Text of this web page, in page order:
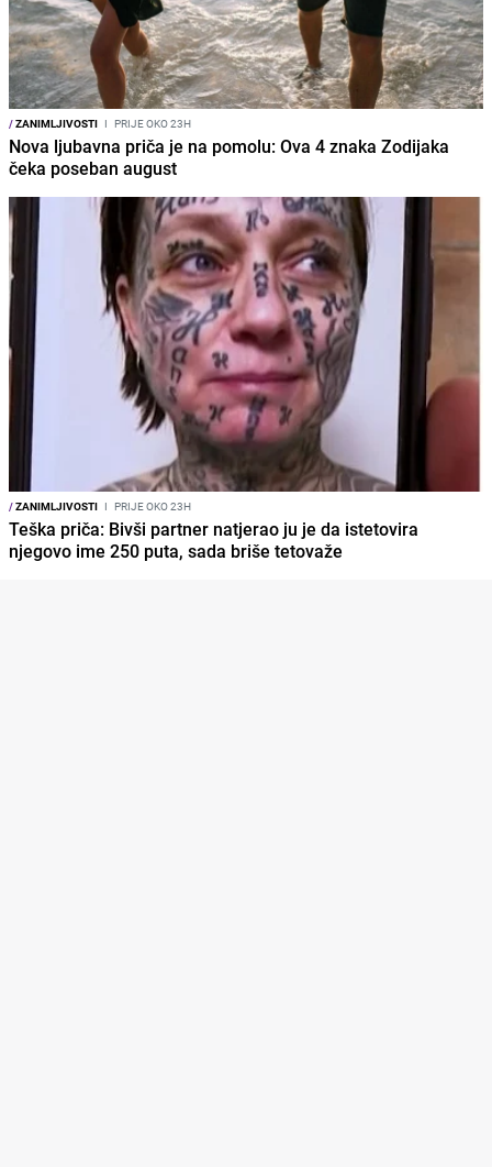
/ZANIMLJIVOSTI I PRIJE OKO 23H
Nova ljubavna priča je na pomolu: Ova 4 znaka Zodijaka
čeka poseban august
/ZANIMLJIVOSTI I PRIJE OKO 23H
Teška priča: Bivši partner natjerao ju je da istetovira
njegovo ime 250 puta, sada briše tetovaže